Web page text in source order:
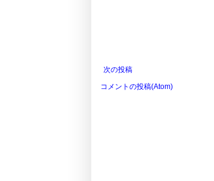
次の投稿
コメントの投稿(Atom)